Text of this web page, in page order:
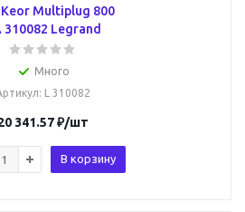
Multiplug 800
310082 Legrand
Много
: L 310082
341.57₽/шт
В корзину